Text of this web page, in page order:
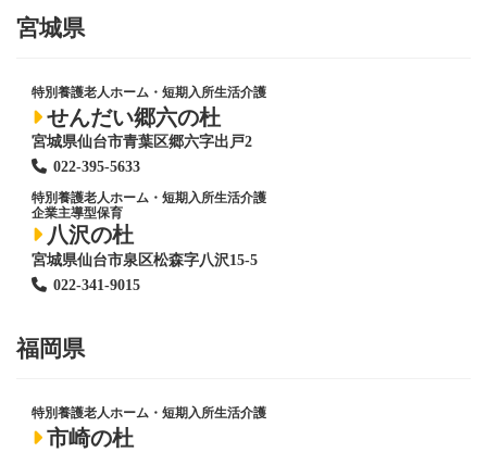
宮城県
特別養護老人ホーム ・短期入所生活介護
せんだい郷六の杜
宮城県仙台市青葉区郷六字出戸2
022-395-5633
特別養護老人ホーム ・短期入所生活介護
企業主導型保育
八沢の杜
宮城県仙台市泉区松森字八沢15-5
022-341-9015
福岡県
特別養護老人ホーム ・短期入所生活介護
市崎の杜